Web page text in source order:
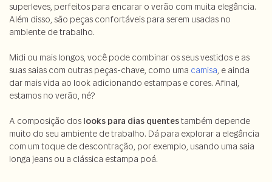
superleves, perfeitos para encarar o verão com muita elegância.
Além disso, são peças confortáveis para serem usadas no
ambiente de trabalho.
Midi ou mais longos, você pode combinar os seus vestidos e as
suas saias com outras peças-chave, como uma camisa, e ainda
dar mais vida ao look adicionando estampas e cores. Afinal,
estamos no verão, né?
A composição dos looks para dias quentestambém depende
muito do seu ambiente de trabalho. Dá para explorar a elegância
com um toque de descontração, por exemplo, usando uma saia
longa jeans ou a clássica estampa poá.